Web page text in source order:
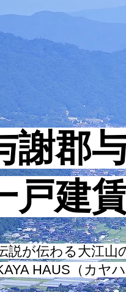
謝郡
戸建
説が伝わる大江山
HAUS（カヤ